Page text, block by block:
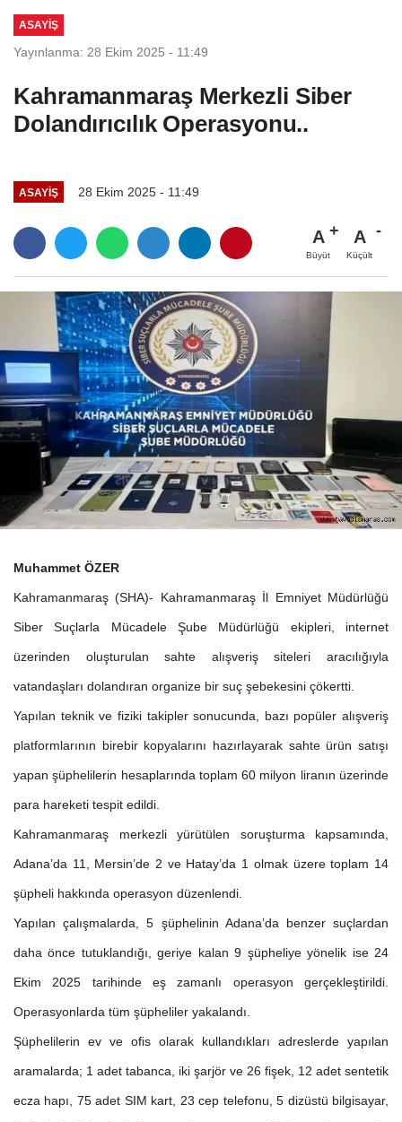
ASAYİŞ
Yayınlanma: 28 Ekim 2025 - 11:49
Kahramanmaraş Merkezli Siber
Dolandırıcılık Operasyonu..
ASAYİŞ 28 Ekim 2025 - 11:49
A
Büyüt
A
Küçült
Muhammet ÖZER
Kahramanmaraş (SHA)- Kahramanmaraş İl Emniyet Müdürlüğü
Siber Suçlarla Mücadele Şube Müdürlüğü ekipleri, internet
üzerinden oluşturulan sahte alışveriş siteleri aracılığıyla
vatandaşları dolandıran organize bir suç şebekesini çökertti.
Yapılan teknik ve fiziki takipler sonucunda, bazı popüler alışveriş
platformlarının birebir kopyalarını hazırlayarak sahte ürün satışı
yapan şüphelilerin hesaplarında toplam 60 milyon liranın üzerinde
para hareketi tespit edildi.
Kahramanmaraş merkezli yürütülen soruşturma kapsamında,
Adana’da 11, Mersin’de 2 ve Hatay’da 1 olmak üzere toplam 14
şüpheli hakkında operasyon düzenlendi.
Yapılan çalışmalarda, 5 şüphelinin Adana’da benzer suçlardan
daha önce tutuklandığı, geriye kalan 9 şüpheliye yönelik ise 24
Ekim 2025 tarihinde eş zamanlı operasyon gerçekleştirildi.
Operasyonlarda tüm şüpheliler yakalandı.
Şüphelilerin ev ve ofis olarak kullandıkları adreslerde yapılan
aramalarda; 1 adet tabanca, iki şarjör ve 26 fişek, 12 adet sentetik
ecza hapı, 75 adet SIM kart, 23 cep telefonu, 5 dizüstü bilgisayar,